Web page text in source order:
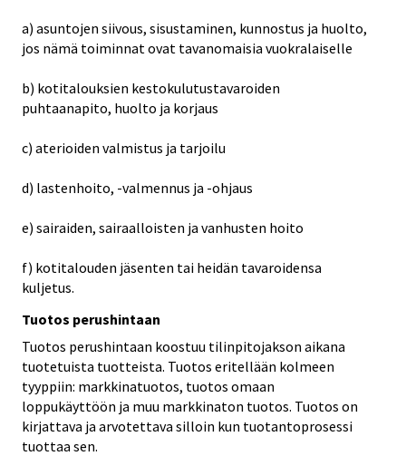
a) asuntojen siivous, sisustaminen, kunnostus ja huolto,
jos nämä toiminnat ovat tavanomaisia vuokralaiselle
b) kotitalouksien kestokulutustavaroiden
puhtaanapito, huolto ja korjaus
c) aterioiden valmistus ja tarjoilu
d) lastenhoito, -valmennus ja -ohjaus
e) sairaiden, sairaalloisten ja vanhusten hoito
f) kotitalouden jäsenten tai heidän tavaroidensa
kuljetus.
Tuotos perushintaan
Tuotos perushintaan koostuu tilinpitojakson aikana
tuotetuista tuotteista. Tuotos eritellään kolmeen
tyyppiin: markkinatuotos, tuotos omaan
loppukäyttöön ja muu markkinaton tuotos. Tuotos on
kirjattava ja arvotettava silloin kun tuotantoprosessi
tuottaa sen.